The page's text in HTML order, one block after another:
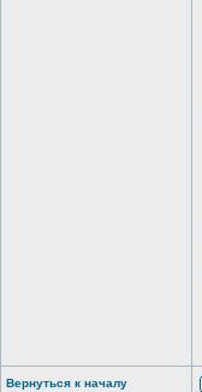
Вернуться к началу